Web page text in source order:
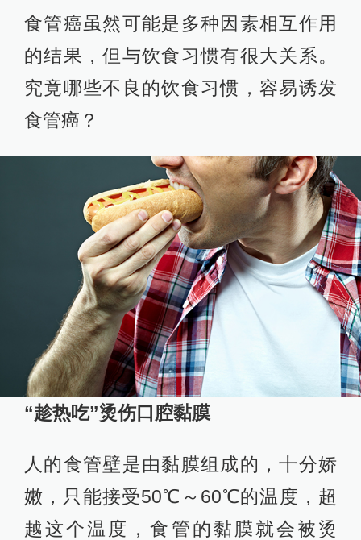
食管癌虽然可能是多种因素相互作用
的结果，但与饮食习惯有很大关系。
究竟哪些不良的饮食习惯，容易诱发
食管癌？
“趁热吃”烫伤口腔黏膜
人的食管壁是由黏膜组成的，十分娇
嫩，只能接受50℃～60℃的温度，超
越这个温度，食管的黏膜就会被烫